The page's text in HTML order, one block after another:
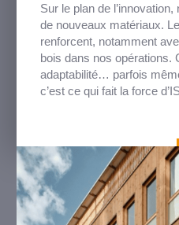
Sur le plan de
de nouveaux matériaux.
renforcent, notamment
bois dans nos opérations.
adaptabilité… parfois
c’est ce qui fait la force